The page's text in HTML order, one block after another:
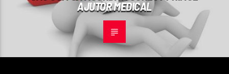
AJUTOR MEDICAL